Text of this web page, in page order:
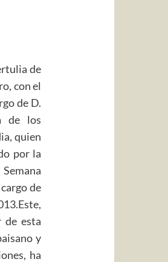
de
con el
de D.
de los
quien
por la
de
de esta
y
ha